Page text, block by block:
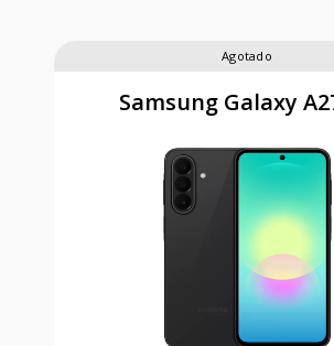
Agotado
Samsung Galaxy